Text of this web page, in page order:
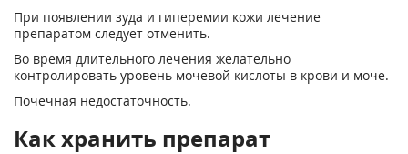
При появлении зуда и гиперемии кожи лечение
препаратом следует отменить.
Во время длительного лечения желательно
контролировать уровень мочевой кислоты в крови и моче.
Почечная недостаточность.
Как хранить препарат